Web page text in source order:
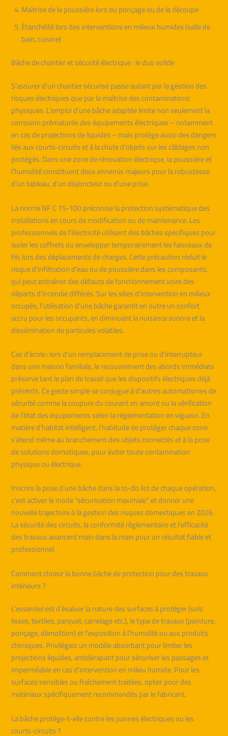
Maitrise de la poussière lors du ponçage ou de la découpe
Étanchéité lors des interventions en milieux humides (salle de
bain, cuisine)
Bâche de chantier et sécurité électrique : le duo solide
S’assurer d’un chantier sécurisé passe autant par la gestion des
risques électriques que par la maîtrise des contaminations
physiques. L’emploi d’une bâche adaptée limite non seulement la
corrosion prématurée des équipements électriques – notamment
en cas de projections de liquides – mais protège aussi des dangers
liés aux courts-circuits et à la chute d’objets sur les câblages non
protégés. Dans une zone de rénovation électrique, la poussière et
l’humidité constituent deux ennemis majeurs pour la robustesse
d’un tableau, d’un disjoncteur ou d’une prise.
La norme NF C 15-100 préconise la protection systématique des
installations en cours de modification ou de maintenance. Les
professionnels de l’électricité utilisent des bâches spécifiques pour
isoler les coffrets ou envelopper temporairement les faisceaux de
fils lors des déplacements de charges. Cette précaution réduit le
risque d’infiltration d’eau ou de poussière dans les composants,
qui peut entraîner des défauts de fonctionnement voire des
départs d’incendie différés. Sur les sites d’intervention en milieux
occupés, l’utilisation d’une bâche garantit en outre un confort
accru pour les occupants, en diminuant la nuisance sonore et la
dissémination de particules volatiles.
Cas d’école : lors d’un remplacement de prise ou d’interrupteur
dans une maison familiale, le recouvrement des abords immédiats
préserve tant le plan de travail que les dispositifs électriques déjà
présents. Ce geste simple se conjugue à d’autres automatismes de
sécurité comme la coupure du courant en amont ou la vérification
de l’état des équipements selon la réglementation en vigueur. En
matière d’habitat intelligent, l’habitude de protéger chaque zone
s’étend même au branchement des objets connectés et à la pose
de solutions domotiques, pour éviter toute contamination
physique ou électrique.
Inscrire la pose d’une bâche dans la to-do list de chaque opération,
c’est activer le mode “sécurisation maximale” et donner une
nouvelle trajectoire à la gestion des risques domestiques en 2026.
La sécurité des circuits, la conformité réglementaire et l’efficacité
des travaux avancent main dans la main pour un résultat fiable et
professionnel.
Comment choisir la bonne bâche de protection pour des travaux
intérieurs ?
L’essentiel est d’évaluer la nature des surfaces à protéger (sols
lisses, textiles, parquet, carrelage etc.), le type de travaux (peinture,
ponçage, démolition) et l’exposition à l’humidité ou aux produits
chimiques. Privilégiez un modèle absorbant pour limiter les
projections liquides, antidérapant pour sécuriser les passages et
imperméable en cas d’intervention en milieu humide. Pour les
surfaces sensibles ou fraîchement traitées, optez pour des
matériaux spécifiquement recommandés par le fabricant.
La bâche protège-t-elle contre les pannes électriques ou les
courts-circuits ?